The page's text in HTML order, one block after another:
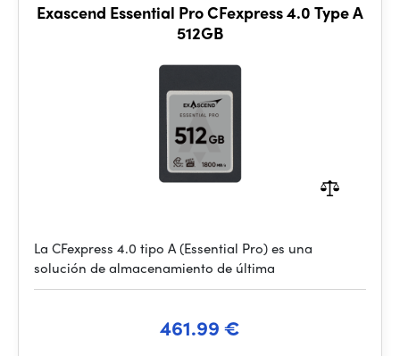
Exascend Essential Pro CFexpress 4.0 Type A
512GB
La CFexpress 4.0 tipo A (Essential Pro) es una
solución de almacenamiento de última
461.99 €